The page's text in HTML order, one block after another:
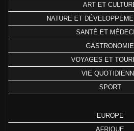
ART ET
NATURE ET
SANTÉ ET
GASTRONOMIE
VOYAGES ET
VIE
SPORT
EUROPE
AFRIQUE